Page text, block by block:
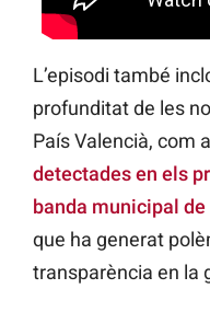
L’episodi també
profunditat de les
País Valencià, com
detectades en els
banda municipal
que ha generat
transparència en la